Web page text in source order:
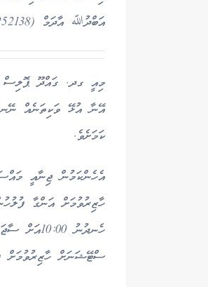
އަބްދުﷲ އާދަމް (A252138)އެވެެ.
މިއީ ގދ. ގައްދޫ
އޭނާ އުޅޭ ވަކިތަނެއް
ކަމަށެވެ.
އެހެންކަމުން ޖިނާއީ
ހެނދުނު
ސްޓޭޝަނަށް ހާޒިރުވުމަށް